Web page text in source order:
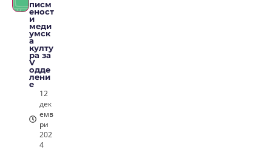
писм
еност
и
меди
умск
а
култу
ра за
V
одде
лени
е
12
дек
емв
ри
202
4